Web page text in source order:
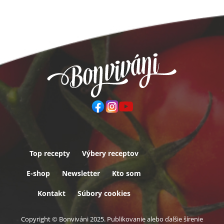
Top recepty Výbery receptov
E-shop Newsletter Kto som
Kontakt Súbory cookies
Copyright © Bonviváni 2025. Publikovanie alebo ďalšie šírenie